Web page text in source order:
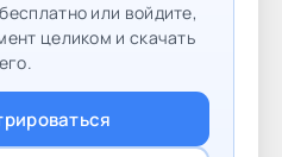
или войдите,
целиком и скачать
его.